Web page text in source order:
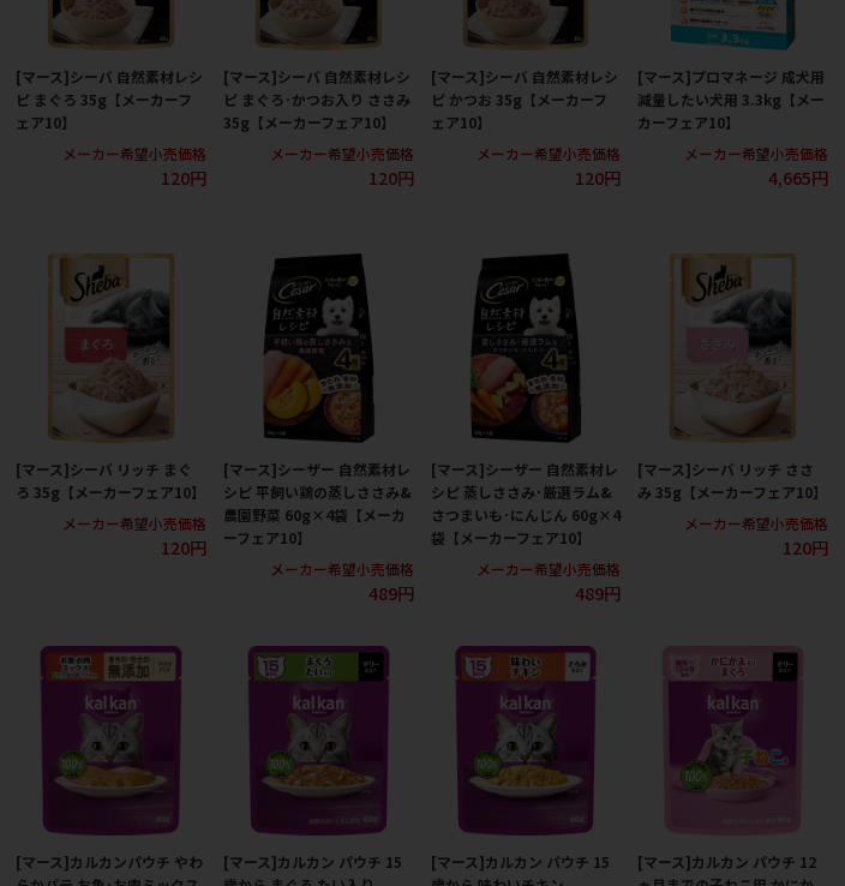
[マース]シーバ 自然素材レシ
ピ まぐろ 35g【メーカーフ
ェア10】
メーカー希望小売価格
120円
[マース]シーバ 自然素材レシ
ピ まぐろ･かつお入り ささみ
35g【メーカーフェア10】
メーカー希望小売価格
120円
[マース]シーバ 自然素材レシ
ピ かつお 35g【メーカーフ
ェア10】
メーカー希望小売価格
120円
[マース]プロマネージ 成犬用
減量したい犬用 3.3kg【メー
カーフェア10】
メーカー希望小売価格
4,665円
[マース]シーバ リッチ まぐ
ろ 35g【メーカーフェア10】
メーカー希望小売価格
120円
[マース]シーザー 自然素材レ
シピ 平飼い鶏の蒸しささみ&
農園野菜 60g×4袋【メーカ
ーフェア10】
メーカー希望小売価格
489円
[マース]シーザー 自然素材レ
シピ 蒸しささみ･厳選ラム&
さつまいも･にんじん 60g×4
袋【メーカーフェア10】
メーカー希望小売価格
489円
[マース]シーバ リッチ ささ
み 35g【メーカーフェア10】
メーカー希望小売価格
120円
[マース]カルカンパウチ やわ
[マース]カルカン パウチ 15
[マース]カルカン パウチ 15
[マース]カルカン パウチ 12